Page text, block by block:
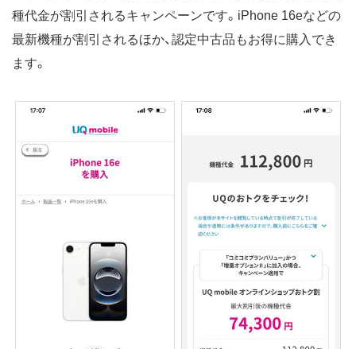
種代金が割引されるキャンペーンです。iPhone 16eなどの
最新機種が割引されるほか、認定中古品もお得に購入でき
ます。